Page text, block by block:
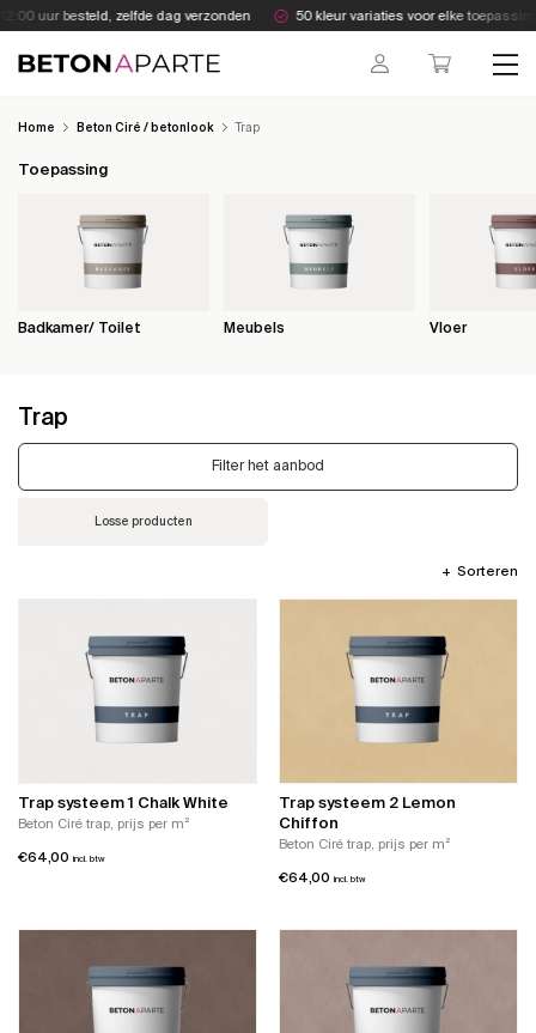
Skip
to
content
uur besteld, zelfde dag verzonden 50 kleur variaties voor elke toepassing
Beton Aparte
Home Beton Ciré / betonlook Trap
Toepassing
Badkamer/ Toilet Meubels Vloer
Trap
Filter het aanbod
Losse producten
Sorteren
Trap systeem 1 Chalk White
Beton Ciré trap, prijs per m²
€64,00 incl. btw
Trap systeem 2 Lemon
Chiffon
Beton Ciré trap, prijs per m²
€64,00 incl. btw